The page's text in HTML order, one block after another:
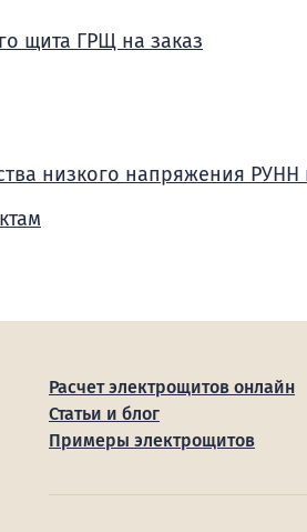
щита ГРЩ на заказ
низкого напряжения РУНН
Расчет электрощитов онлайн
Статьи и блог
Примеры электрощитов